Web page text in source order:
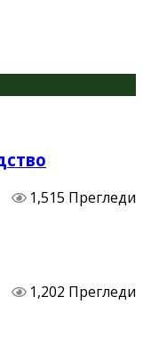
1,515 Прегледи
1,202 Прегледи